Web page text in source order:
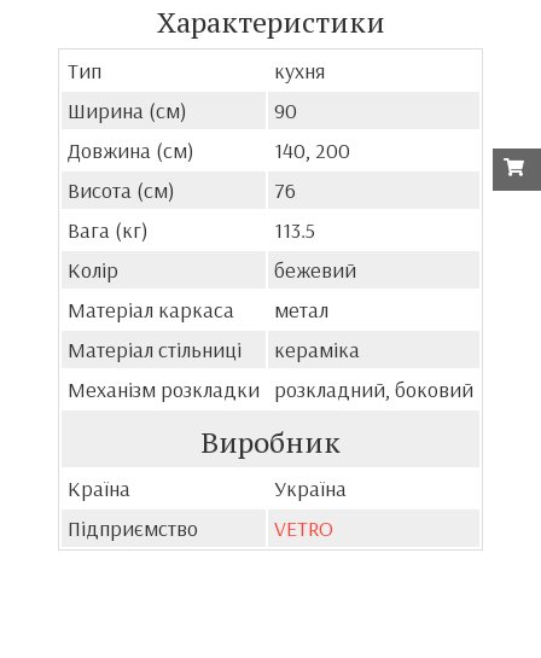
Характеристики
Тип
кухня
Ширина (см)
90
Довжина (см)
140, 200
Висота (см)
76
Вага (кг)
113.5
Колір
бежевий
Матеріал каркаса
метал
Матеріал стільниці
кераміка
Механізм розкладки
розкладний, боковий
Виробник
Країна
Україна
Підприємство
VETRO